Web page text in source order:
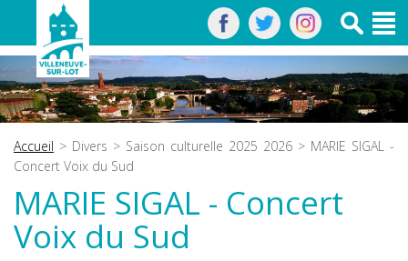
Accueil > Divers > Saison culturelle 2025 2026 > MARIE SIGAL -
Concert Voix du Sud
MARIE SIGAL - Concert
Voix du Sud